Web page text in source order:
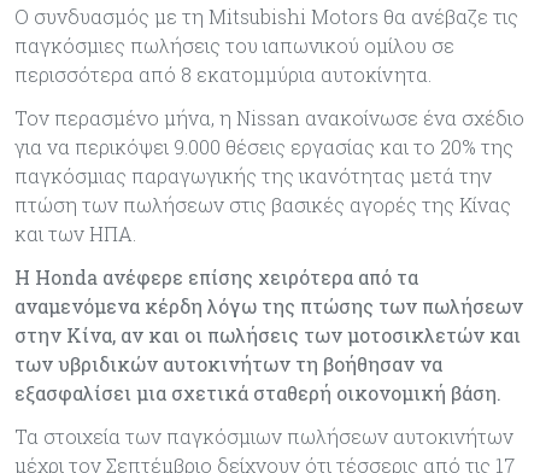
Ο συνδυασμός με τη Mitsubishi Motors θα ανέβαζε τις
παγκόσμιες πωλήσεις του ιαπωνικού ομίλου σε
περισσότερα από 8 εκατομμύρια αυτοκίνητα.
Τον περασμένο μήνα, η Nissan ανακοίνωσε ένα σχέδιο
για να περικόψει 9.000 θέσεις εργασίας και το 20% της
παγκόσμιας παραγωγικής της ικανότητας μετά την
πτώση των πωλήσεων στις βασικές αγορές της Κίνας
και των ΗΠΑ.
Η Honda ανέφερε επίσης χειρότερα από τα
αναμενόμενα κέρδη λόγω της πτώσης των πωλήσεων
στην Κίνα, αν και οι πωλήσεις των μοτοσικλετών και
των υβριδικών αυτοκινήτων τη βοήθησαν να
εξασφαλίσει μια σχετικά σταθερή οικονομική βάση.
Τα στοιχεία των παγκόσμιων πωλήσεων αυτοκινήτων
μέχρι τον Σεπτέμβριο δείχνουν ότι τέσσερις από τις 17